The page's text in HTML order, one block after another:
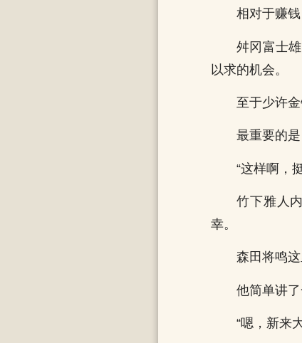
相对于赚
舛冈富士
以求的机会。
至于少许
最重要的是
“这样啊，
竹下雅人
幸。
森田将鸣
他简单讲
“嗯，新来